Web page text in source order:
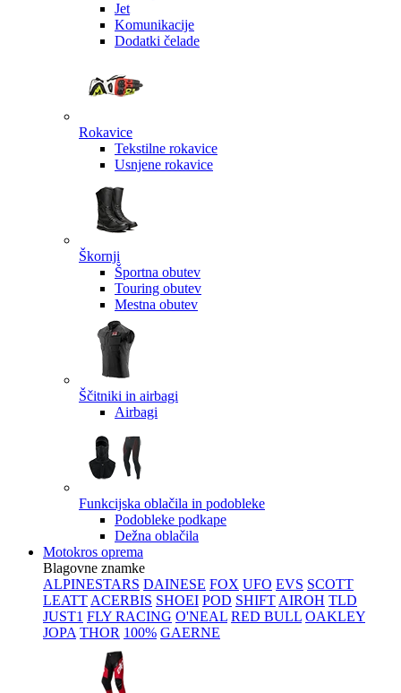
Jet
Komunikacije
Dodatki čelade
Rokavice
Tekstilne rokavice
Usnjene rokavice
Škornji
Športna obutev
Touring obutev
Mestna obutev
Ščitniki in airbagi
Airbagi
Funkcijska oblačila in podobleke
Podobleke podkape
Dežna oblačila
Motokros oprema
Blagovne znamke
ALPINESTARS DAINESE FOX UFO EVS SCOTT
LEATT ACERBIS SHOEI POD SHIFT AIROH TLD
JUST1 FLY RACING O'NEAL RED BULL OAKLEY
JOPA THOR 100% GAERNE